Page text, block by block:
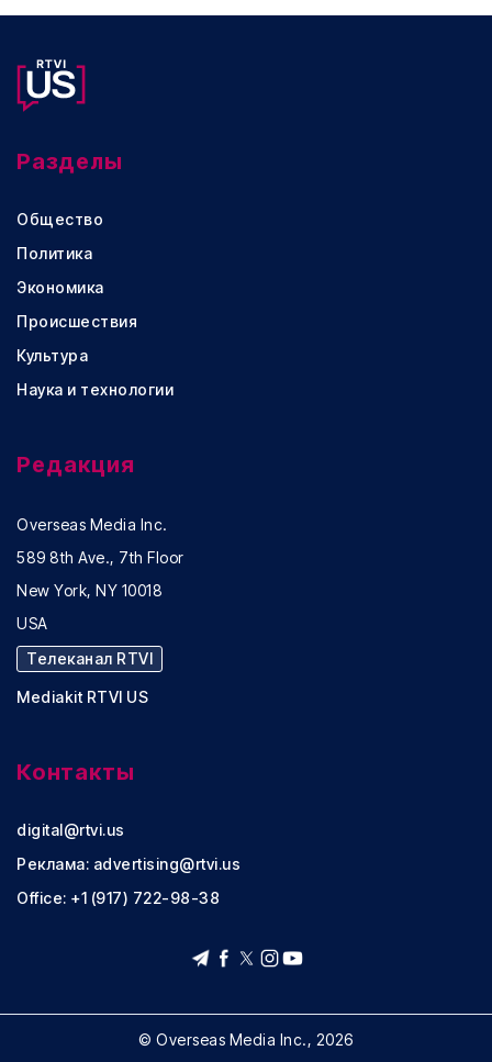
Разделы
Общество
Политика
Экономика
Происшествия
Культура
Наука и технологии
Редакция
Overseas Media Inc.
589 8th Ave., 7th Floor
New York, NY 10018
USA
Телеканал RTVI
Mediakit RTVI US
Контакты
digital@rtvi.us
Реклама: advertising@rtvi.us
Office: +1 (917) 722-98-38
© Overseas Media Inc., 2026